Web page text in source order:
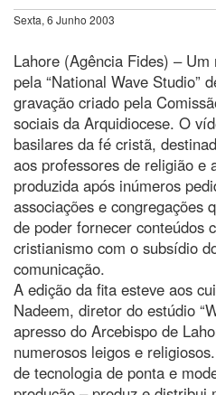
Sexta, 6 Junho 2003
Lahore (Agência Fides) –
pela “National Wave Studio”
gravação criado pela
sociais da Arquidiocese. O
basilares da fé cristã,
aos professores de religião e
produzida após inúmeros
associações e congregações
de poder fornecer conteúdos
cristianismo com o subsídio
comunicação.
A edição da fita esteve aos
Nadeem, diretor do estúdio
apresso do Arcebispo de
numerosos leigos e
de tecnologia de ponta e